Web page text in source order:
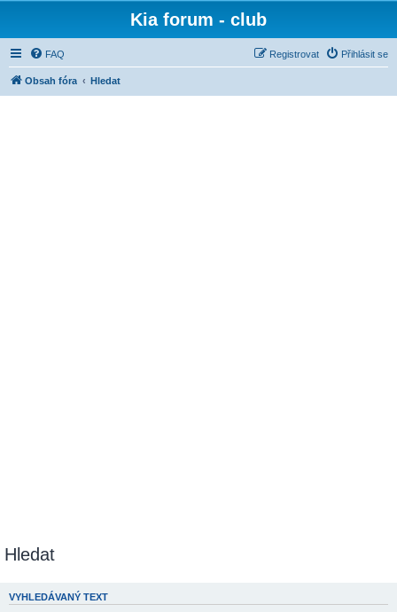
Kia forum - club
FAQ Přihlásit se
Registrovat
Obsah fóra Hledat
Hledat
VYHLEDÁVANÝ TEXT